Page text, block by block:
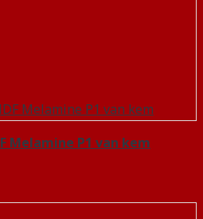
Melamine P1 van kem